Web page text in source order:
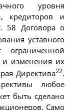
уровня
кредиторов и
58 Договора о
уставного
и изменения их
Директива22.
любое
быть сделано
Само